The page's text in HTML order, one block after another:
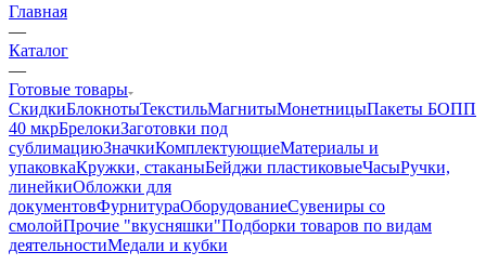
Главная
—
Каталог
—
Готовые товары
СкидкиБлокнотыТекстильМагнитыМонетницыПакеты БОПП
40 мкрБрелокиЗаготовки под
сублимациюЗначкиКомплектующиеМатериалы и
упаковкаКружки, стаканыБейджи пластиковыеЧасыРучки,
линейкиОбложки для
документовФурнитураОборудованиеСувениры со
смолойПрочие "вкусняшки"Подборки товаров по видам
деятельностиМедали и кубки